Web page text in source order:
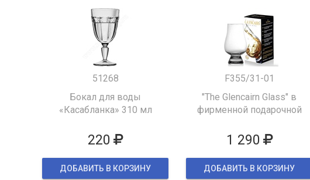
51268
Бокал для воды
«Касабланка» 310 мл
220
ДОБАВИТЬ В КОРЗИНУ
F355/31-01
"The Glencairn Glass" в
фирменной подарочной
1 290
ДОБАВИТЬ В КОРЗИНУ